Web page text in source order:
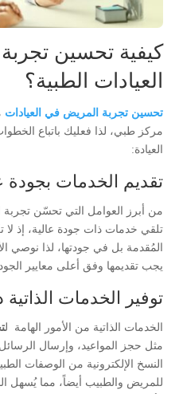
كيفية تحسين
العيادات الطبية؟
تحسين تجربة المريض في العيادات
مركز طبي، لذا فعليك باتباع
العيادة:
تقديم الخدمات بجودة
من أبرز العوامل التي تحسّن تجربة
تلقي خدمات ذات جودة عالية، إذ
المُقدمة بل في جودتها، لذا نوصي
يجب تقديمها وفق أعلى معايير
توفير الخدمات
الخدمات الذاتية من الأمور الهامة ل
مثل حجز المواعيد، وإرسال
النسخ الإلكترونية من الوصفات
للمريض والطبيب أيضاً، مما يُسهل